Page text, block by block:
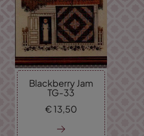
Blackberry Jam
TG-33
€13,50